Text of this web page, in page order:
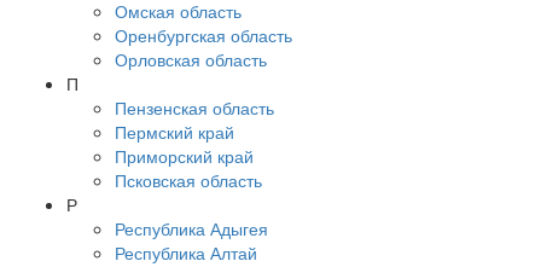
Омская область
Оренбургская область
Орловская область
П
Пензенская область
Пермский край
Приморский край
Псковская область
Р
Республика Адыгея
Республика Алтай